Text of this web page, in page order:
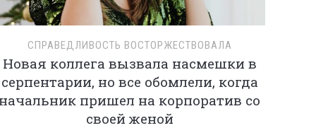
СПРАВЕДЛИВОСТЬ ВОСТОРЖЕСТВОВАЛА
Новая коллега вызвала насмешки в
серпентарии, но все обомлели, когда
пришел на корпоратив со
своей женой